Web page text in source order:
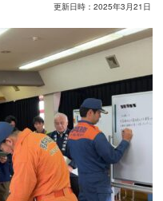
ー
更新日時：2025年3月21日